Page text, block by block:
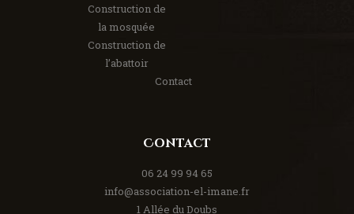
Construction de
la mosquée
Construction de
l’abattoir
Contact
Contact
06 24 99 94 65
info@association-el-imane.fr
1 Allée du Doubs